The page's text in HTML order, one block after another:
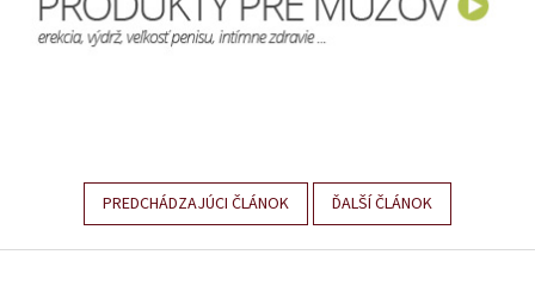
PREDCHÁDZAJÚCI ČLÁNOK ĎALŠÍ ČLÁNOK
Z